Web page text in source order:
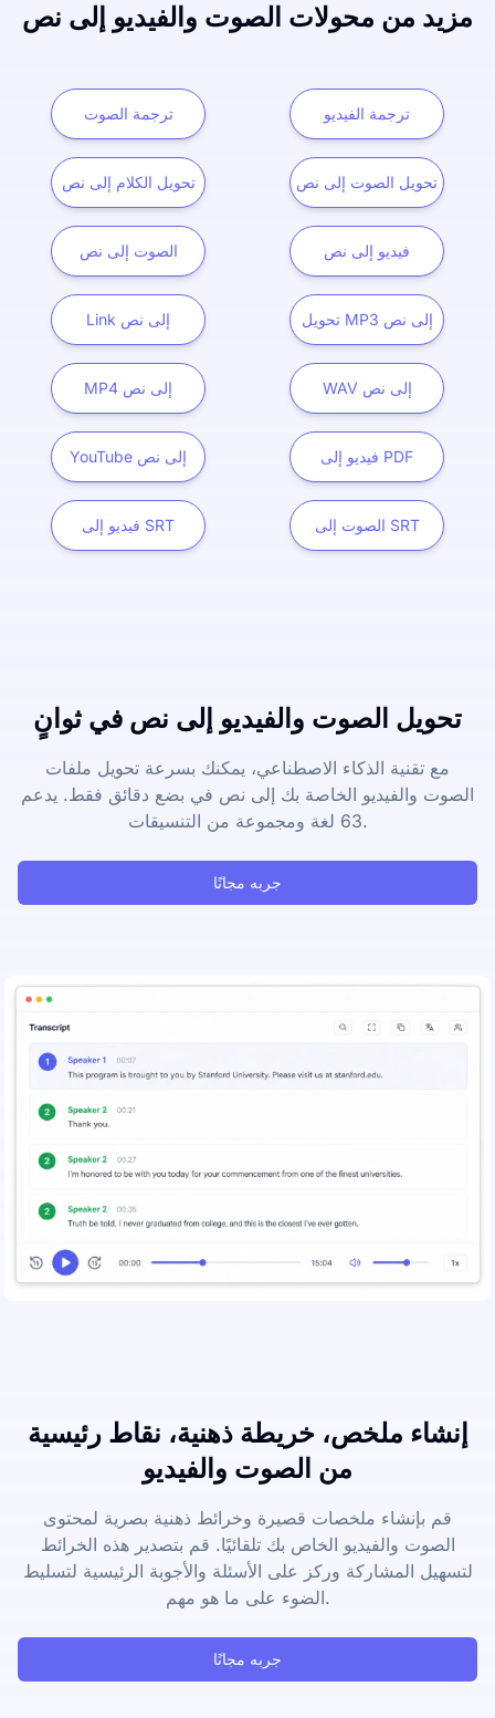
مزيد من محولات الصوت والفيديو إلى نص
ترجمة الصوت ترجمة الفيديو
تحويل الكلام إلى نص تحويل الصوت إلى نص
الصوت إلى نص فيديو إلى نص
Link إلى نص تحويل MP3 إلى نص
MP4 إلى نص WAV إلى نص
YouTube إلى نص فيديو إلى PDF
فيديو إلى SRT الصوت إلى SRT
تحويل الصوت والفيديو إلى نص في ثوانٍ
مع تقنية الذكاء الاصطناعي، يمكنك بسرعة تحويل ملفات
الصوت والفيديو الخاصة بك إلى نص في بضع دقائق فقط. يدعم
63 لغة ومجموعة من التنسيقات.
جربه مجانًا
إنشاء ملخص، خريطة ذهنية، نقاط رئيسية
من الصوت والفيديو
قم بإنشاء ملخصات قصيرة وخرائط ذهنية بصرية لمحتوى
الصوت والفيديو الخاص بك تلقائيًا. قم بتصدير هذه الخرائط
لتسهيل المشاركة وركز على الأسئلة والأجوبة الرئيسية لتسليط
الضوء على ما هو مهم.
جربه مجانًا